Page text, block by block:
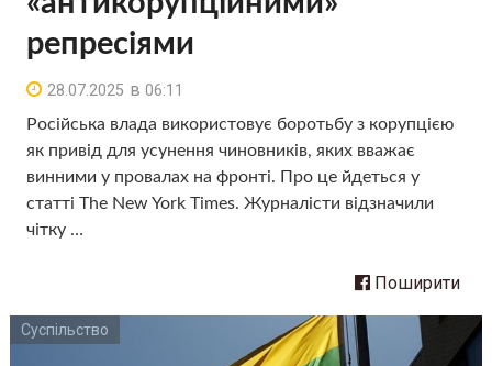
репресіями
28.07.2025 в 06:11
Російська влада використовує боротьбу з корупцією
як привід для усунення чиновників, яких вважає
винними у провалах на фронті. Про це йдеться у
статті The New York Times. Журналісти відзначили
чітку …
Поширити
Суспільство